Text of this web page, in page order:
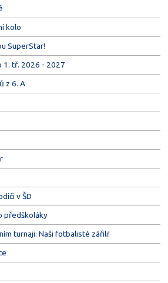
kolo
SuperStar!
1. tř. 2026 - 2027
z 6. A
v ŠD
předškoláky
turnaji: Naši fotbalisté zářili!